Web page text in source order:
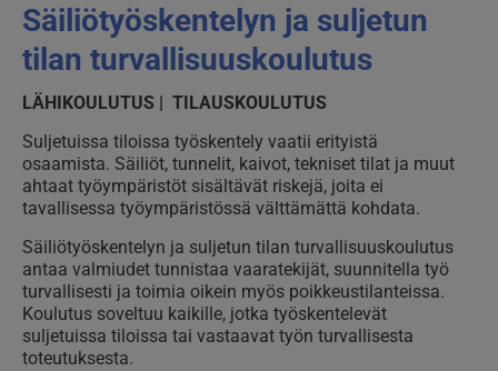
Säiliötyöskentelyn ja suljetun
tilan turvallisuuskoulutus
LÄHIKOULUTUS | TILAUSKOULUTUS
Suljetuissa tiloissa työskentely vaatii erityistä
osaamista. Säiliöt, tunnelit, kaivot, tekniset tilat ja muut
ahtaat työympäristöt sisältävät riskejä, joita ei
tavallisessa työympäristössä välttämättä kohdata.
Säiliötyöskentelyn ja suljetun tilan turvallisuuskoulutus
antaa valmiudet tunnistaa vaaratekijät, suunnitella työ
turvallisesti ja toimia oikein myös poikkeustilanteissa.
Koulutus soveltuu kaikille, jotka työskentelevät
suljetuissa tiloissa tai vastaavat työn turvallisesta
toteutuksesta.